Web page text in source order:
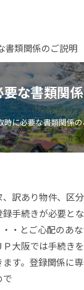
書類関係のご説明
な書類関
時に必要な書類関係
訳あり物件、区
手続きが必要と
・とご心配のあ
大阪では手続き
す。登録関係に
で